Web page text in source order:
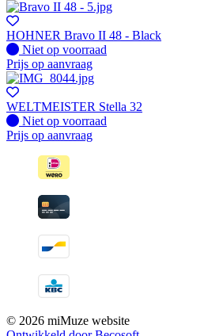
HOHNER Bravo II 48 - Black
Fysiek voorradig
Niet op voorraad
Prijs op aanvraag
WELTMEISTER Stella 32
Fysiek voorradig
Niet op voorraad
Prijs op aanvraag
© 2026 miMuze website